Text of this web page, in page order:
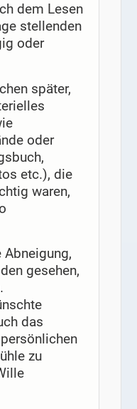
dem Lesen
stellenden
oder
später,
oder
etc.), die
waren,
gesehen,
das
zu